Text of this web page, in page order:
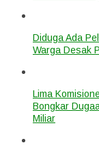
Diduga Ada
Warga Desak
Lima
Bongkar
Miliar